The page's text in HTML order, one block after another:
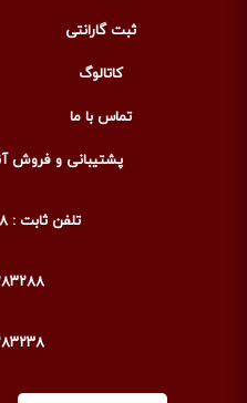
ثبت گارانتی
کاتالوگ
تماس با ما
پشتیبانی و فروش آنلاین :
تلفن ثابت : ۰۲۱۵۵۲۸۶۸۴۸